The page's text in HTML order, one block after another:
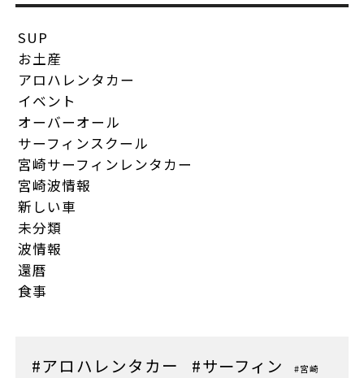
SUP
お土産
アロハレンタカー
イベント
オーバーオール
サーフィンスクール
宮崎サーフィンレンタカー
宮崎波情報
新しい車
未分類
波情報
還暦
食事
#アロハレンタカー #サーフィン #宮崎